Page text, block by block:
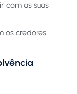
com as suas
os credores.